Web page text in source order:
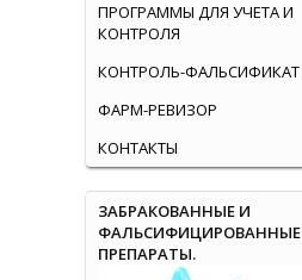
ПРОГРАММЫ ДЛЯ УЧЕТА И
КОНТРОЛЯ
КОНТРОЛЬ-ФАЛЬСИФИКАТ
ФАРМ-РЕВИЗОР
КОНТАКТЫ
ЗАБРАКОВАННЫЕ И
ФАЛЬСИФИЦИРОВАННЫЕ
ПРЕПАРАТЫ.